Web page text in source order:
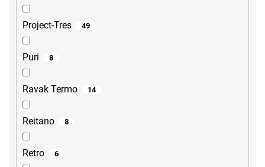
Project-Tres 49
Puri 8
Ravak Termo 14
Reitano 8
Retro 6